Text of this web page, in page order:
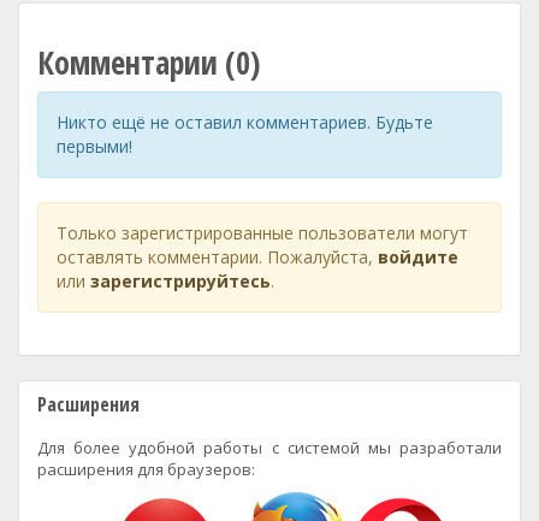
Комментарии (0)
Никто ещё не оставил комментариев. Будьте
первыми!
Только зарегистрированные пользователи могут
оставлять комментарии. Пожалуйста, войдите
или зарегистрируйтесь.
Расширения
Для более удобной работы с системой мы разработали
расширения для браузеров: